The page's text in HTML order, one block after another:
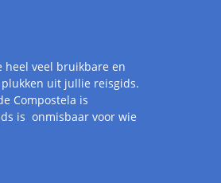
heel veel bruikbare en
uit jullie reisgids.
Compostela is
is onmisbaar voor wie